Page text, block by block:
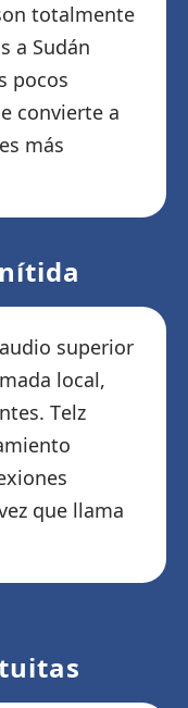
totalmente
a Sudán
pocos
convierte a
más
superior
local,
Telz
que llama